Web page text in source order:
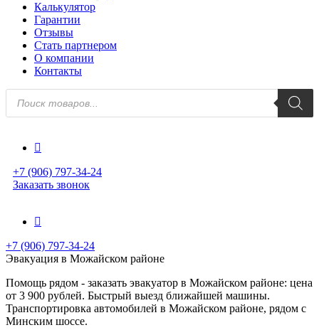
Калькулятор
Гарантии
Отзывы
Стать партнером
О компании
Контакты
Поиск
товаров
+7 (906) 797-34-24
Заказать звонок
+7 (906) 797-34-24
Эвакуация в Можайском районе
Помощь рядом - заказать эвакуатор в Можайском районе: цена
от 3 900 рублей. Быстрый выезд ближайшей машины.
Транспортировка автомобилей в Можайском районе, рядом с
Минским шоссе.